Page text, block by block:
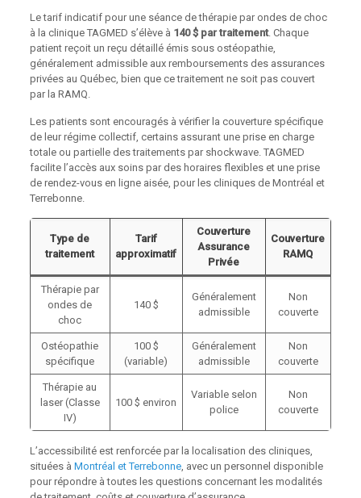
Le tarif indicatif pour une séance de thérapie par ondes de choc
à la clinique TAGMED s’élève à 140 $ par traitement. Chaque
patient reçoit un reçu détaillé émis sous ostéopathie,
généralement admissible aux remboursements des assurances
privées au Québec, bien que ce traitement ne soit pas couvert
par la RAMQ.
Les patients sont encouragés à vérifier la couverture spécifique
de leur régime collectif, certains assurant une prise en charge
totale ou partielle des traitements par shockwave. TAGMED
facilite l’accès aux soins par des horaires flexibles et une prise
de rendez-vous en ligne aisée, pour les cliniques de Montréal et
Terrebonne.
Type de
traitement
Tarif
approximatif
Couverture
Assurance
Privée
Couverture
RAMQ
Thérapie par
ondes de
choc
140 $
Généralement
admissible
Non
couverte
Ostéopathie
spécifique
100 $
(variable)
Généralement
admissible
Non
couverte
Thérapie au
laser (Classe
IV)
100 $ environ
Variable selon
police
Non
couverte
L’accessibilité est renforcée par la localisation des cliniques,
situées à Montréal et Terrebonne, avec un personnel disponible
pour répondre à toutes les questions concernant les modalités